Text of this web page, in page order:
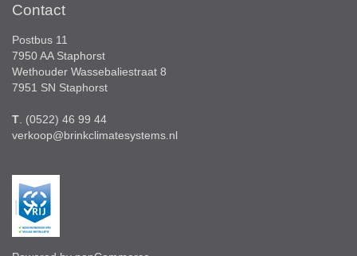
Contact
Postbus 11
7950 AA Staphorst
Wethouder Wassebaliestraat 8
7951 SN Staphorst
T . (0522) 46 99 44
verkoop@brinkclimatesystems.nl